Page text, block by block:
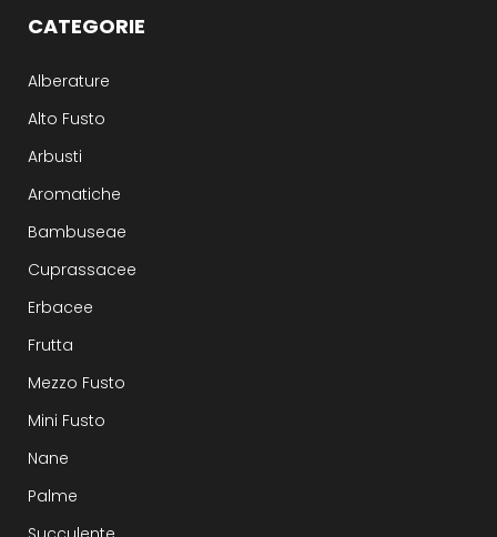
CATEGORIE
Alberature
Alto Fusto
Arbusti
Aromatiche
Bambuseae
Cuprassacee
Erbacee
Frutta
Mezzo Fusto
Mini Fusto
Nane
Palme